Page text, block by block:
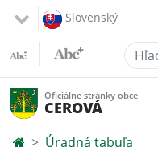
Slovenský
Oficiálne stránky obce
CEROVÁ
Úradná tabuľa